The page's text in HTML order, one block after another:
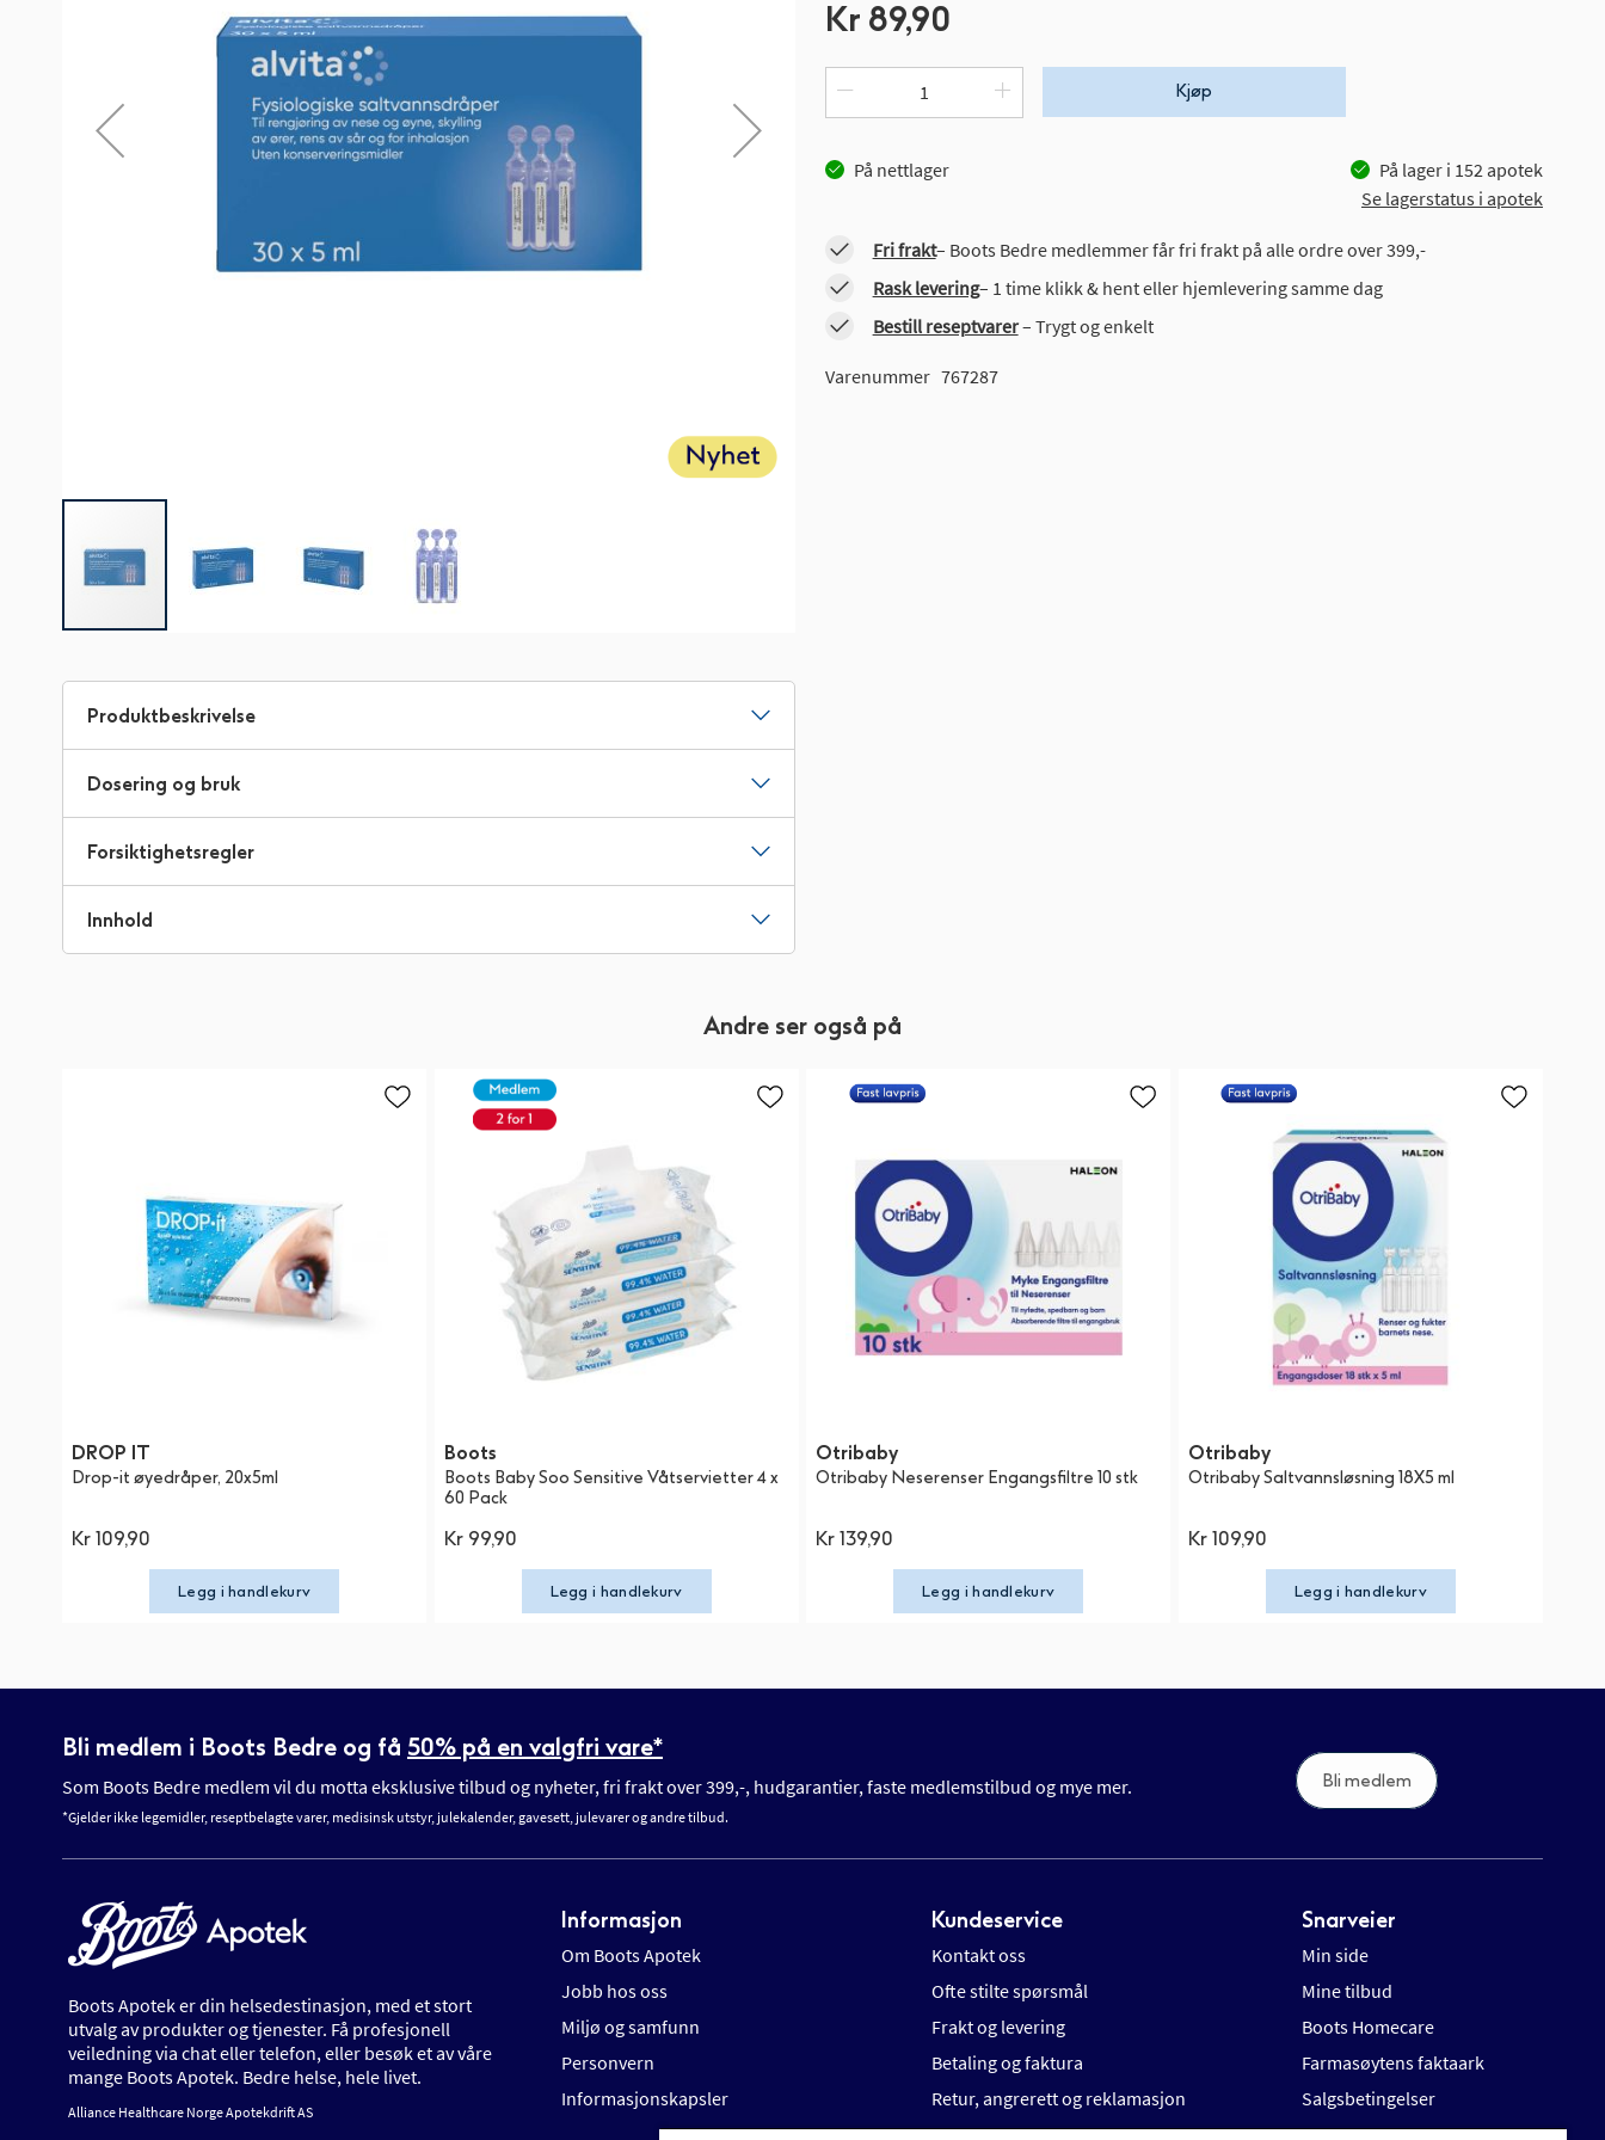
Kr 89,90
Kjøp
På nettlager På lager i 152apotek
Se lagerstatus i apotek
Fri frakt– Boots Bedre medlemmer får fri frakt på alle ordre over 399,-
Rask levering– 1 time klikk & hent eller hjemlevering samme dag
Bestill reseptvarer– Trygt og enkelt
Varenummer 767287
til
begynnelsen
Produktbeskrivelse
Dosering og bruk
Forsiktighetsregler
Innhold
Andre ser også på
DROP IT
Drop-it øyedråper, 20x5ml
Kr 109,90
Legg i handlekurv
Boots
Boots Baby Soo Sensitive Våtservietter 4 x
60 Pack
Kr 99,90
Legg i handlekurv
Otribaby
Otribaby Neserenser Engangsfiltre 10 stk
Kr 139,90
Legg i handlekurv
Otribaby
Otribaby Saltvannsløsning 18X5 ml
Kr 109,90
Legg i handlekurv
Bli medlem i Boots Bedre og få 50% på en valgfri vare*
Som Boots Bedre medlem vil du motta eksklusive tilbud og nyheter, fri frakt over 399,-, hudgarantier, faste medlemstilbud og mye mer.
*Gjelder ikke legemidler, reseptbelagte varer, medisinsk utstyr, julekalender, gavesett, julevarer og andre tilbud.
Bli medlem
Boots Apotek er din helsedestinasjon, med et stort
utvalg av produkter og tjenester. Få profesjonell
veiledning via chat eller telefon, eller besøk et av våre
mange Boots Apotek. Bedre helse, hele livet.
Alliance Healthcare Norge Apotekdrift AS
Informasjon
Om Boots Apotek
Jobb hos oss
Miljø og samfunn
Personvern
Informasjonskapsler
Kundeservice
Kontakt oss
Ofte stilte spørsmål
Frakt og levering
Betaling og faktura
Retur, angrerett og reklamasjon
Snarveier
Min side
Mine tilbud
Boots Homecare
Farmasøytens faktaark
Salgsbetingelser